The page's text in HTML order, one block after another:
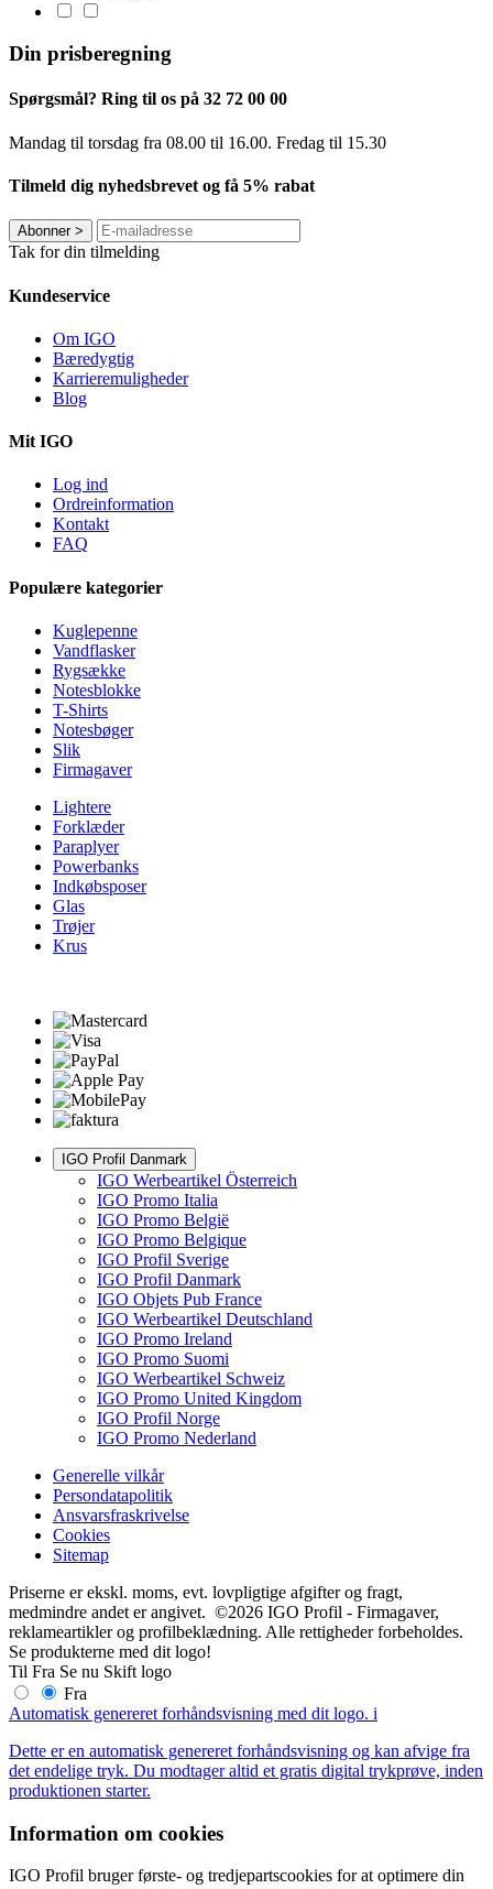
Din prisberegning
Spørgsmål? Ring til os på 32 72 00 00
Mandag til torsdag fra 08.00 til 16.00. Fredag ​​til 15.30
Tilmeld dig nyhedsbrevet og få 5% rabat
Abonner>
Tak for din tilmelding
Kundeservice
Om IGO
Bæredygtig
Karrieremuligheder
Blog
Mit IGO
Log ind
Ordreinformation
Kontakt
FAQ
Populære kategorier
Kuglepenne
Vandflasker
Rygsække
Notesblokke
T-Shirts
Notesbøger
Slik
Firmagaver
Lightere
Forklæder
Paraplyer
Powerbanks
Indkøbsposer
Glas
Trøjer
Krus
IGO Profil Danmark
IGO Werbeartikel Österreich
IGO Promo Italia
IGO Promo België
IGO Promo Belgique
IGO Profil Sverige
IGO Profil Danmark
IGO Objets Pub France
IGO Werbeartikel Deutschland
IGO Promo Ireland
IGO Promo Suomi
IGO Werbeartikel Schweiz
IGO Promo United Kingdom
IGO Profil Norge
IGO Promo Nederland
Generelle vilkår
Persondatapolitik
Ansvarsfraskrivelse
Cookies
Sitemap
Priserne er ekskl. moms, evt. lovpligtige afgifter og fragt,
medmindre andet er angivet. ©2026 IGO Profil - Firmagaver,
reklameartikler og profilbeklædning. Alle rettigheder forbeholdes.
Se produkterne med dit logo!
Til Fra Se nu Skift logo
Fra
Automatisk genereret forhåndsvisning med dit logo. i
Dette er en automatisk genereret forhåndsvisning og kan afvige fra
det endelige tryk. Du modtager altid et gratis digital trykprøve, inden
produktionen starter.
Information om cookies
IGO Profil bruger første- og tredjepartscookies for at optimere din